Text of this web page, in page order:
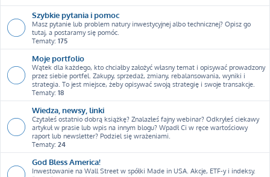
Szybkie pytania i pomoc
Masz pytanie lub problem natury inwestycyjnej albo technicznej? Opisz go
tutaj, a postaramy się pomóc.
Tematy: 175
Moje portfolio
Wątek dla każdego, kto chciałby założyć własny temat i opisywać prowadzony
przez siebie portfel. Zakupy, sprzedaż, zmiany, rebalansowania, wyniki i
strategia. To jest miejsce, żeby opisywać swoją strategię i swoje transakcje.
Tematy: 18
Wiedza, newsy, linki
Czytałeś ostatnio dobrą książkę? Znalazłeś fajny webinar? Odkryłeś ciekawy
artykuł w prasie lub wpis na innym blogu? Wpadł Ci w ręce wartościowy
raport lub newsletter? Podziel się wrażeniami.
Tematy: 24
God Bless America!
Inwestowanie na Wall Street w spółki Made in USA. Akcje, ETF-y i indeksy.